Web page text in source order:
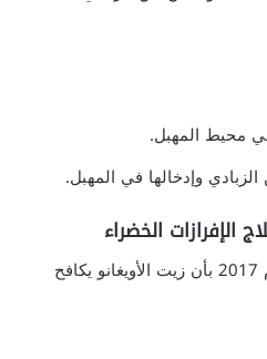
محيط المهبل.
وإدخالها في المهبل.
الإفرازات الخضراء
وجدت دراسة علمية نشرت عام 2017 بأن زيت الأويغانو يكافح